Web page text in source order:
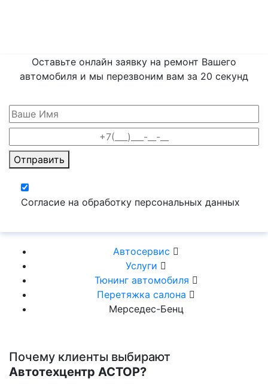
Оставьте онлайн заявку на ремонт Вашего
автомобиля и мы перезвоним вам за 20 секунд
Отправить
Согласие на обработку персональных данных
Автосервис
Услуги
Тюнинг автомобиля
Перетяжка салона
Мерседес-Бенц
Почему клиенты выбирают
Автотехцентр АСТОР?